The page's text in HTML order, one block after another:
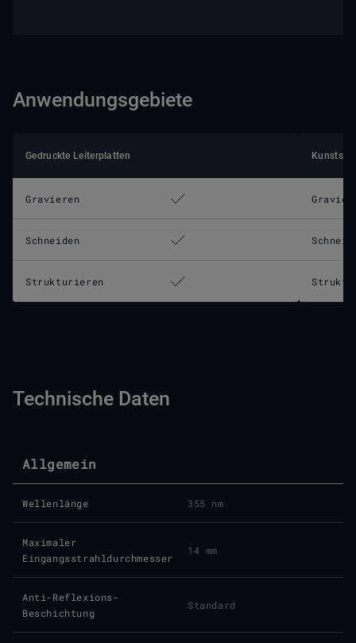
Anwendungsgebiete
Gedruckte Leiterplatten
Gravieren
Schneiden
Strukturieren
Technische Daten
Allgemein
Wellenlänge 355 nm
Maximaler
Eingangsstrahldurchmesser
14 mm
Anti-Reflexions-
Beschichtung
Standard